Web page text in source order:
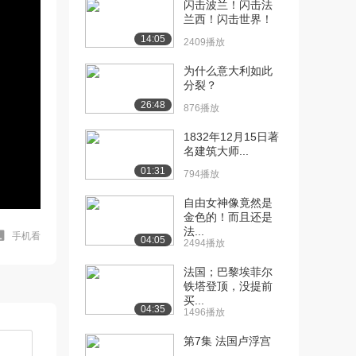
手机看
14:05
闪击波兰！闪击法
兰西！闪击世界！
2409播放
26:48
为什么意大利如此
分裂？
876播放
01:31
1832年12月15日著
名建筑大师...
794播放
04:05
自由女神像竟然是
金色的！而且还是
法...
2494播放
04:35
法国；巴黎埃菲尔
铁塔登顶，没提前
买...
1496播放
第7集 法国卢浮宫